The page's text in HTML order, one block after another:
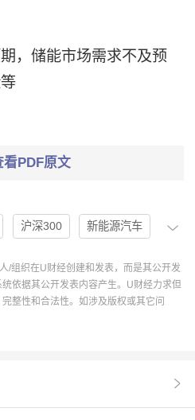
，储能市场需求不及预
看PDF原文
沪深300 新能源汽车
车 电池 储能
代 价格上涨 恩捷股份
/组织在U财经创建和发表，而是其公开发
依据其公开发表内容产生。U财经力求但
整性和合法性。如涉及版权或其它问